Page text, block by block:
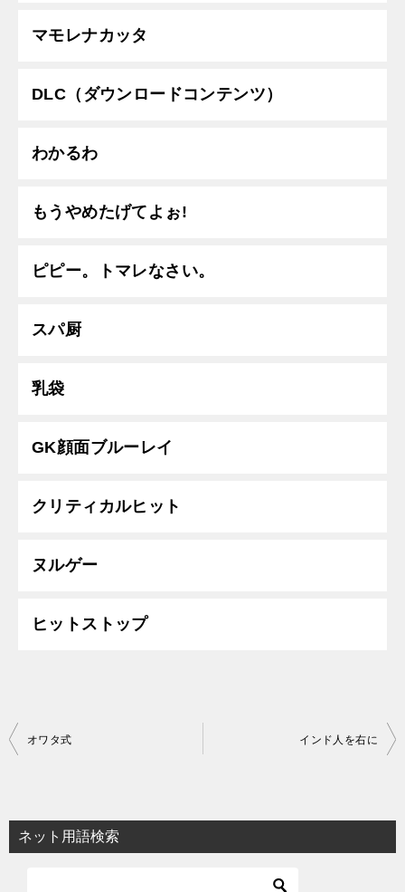
マモレナカッタ
DLC（ダウンロードコンテンツ）
わかるわ
もうやめたげてよぉ!
ピピー。トマレなさい。
スパ厨
乳袋
GK顔面ブルーレイ
クリティカルヒット
ヌルゲー
ヒットストップ
投
ビ
ゲ
オワタ式 インド人を右に
ネット用語検索